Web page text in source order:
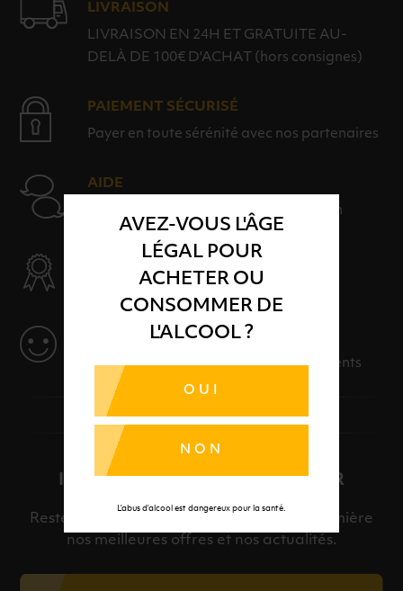
AVEZ-VOUS L'ÂGE
LÉGAL POUR
ACHETER OU
CONSOMMER DE
L'ALCOOL ?
OUI
NON
L’abus d’alcool est dangereux pour la santé.
LIVRAISON
LIVRAISON EN 24H ET GRATUITE AU-
DELÀ DE 100€ D'ACHAT (hors consignes)
PAIEMENT SÉCURISÉ
Payer en toute sérénité avec nos partenaires
AIDE
Nos conseillers sont à votre disposition
SÉLECTION & QUALITÉ
Des produits sélectionnés avec soins
Des solutions adaptées à vos événements
INSCRIPTION À LA NEWSLETTER
Restez informé et découvrez en avant-première
nos meilleures offres et nos actualités.